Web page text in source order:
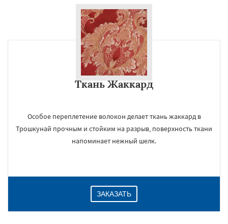
Ткань Жаккард
Особое переплетение волокон делает ткань жаккард в
Трошкунай прочным и стойким на разрыв, поверхность ткани
напоминает нежный шелк.
ЗАКАЗАТЬ